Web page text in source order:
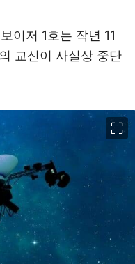
이저 1호는 작년 11
교신이 사실상 중단